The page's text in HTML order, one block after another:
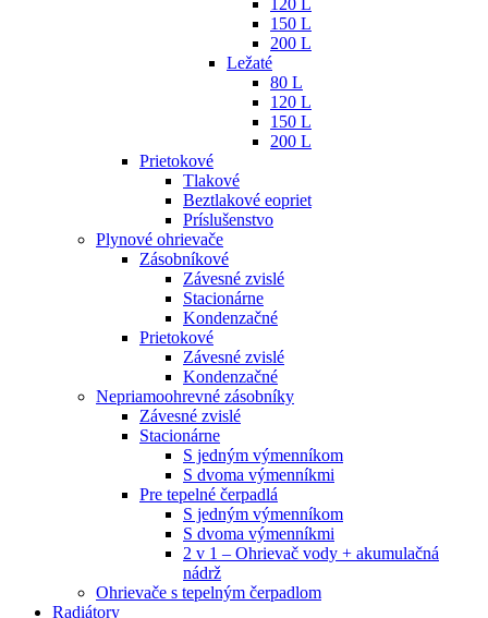
120 L
150 L
200 L
Ležaté
80 L
120 L
150 L
200 L
Prietokové
Tlakové
Beztlakové eopriet
Príslušenstvo
Plynové ohrievače
Zásobníkové
Závesné zvislé
Stacionárne
Kondenzačné
Prietokové
Závesné zvislé
Kondenzačné
Nepriamoohrevné zásobníky
Závesné zvislé
Stacionárne
S jedným výmenníkom
S dvoma výmenníkmi
Pre tepelné čerpadlá
S jedným výmenníkom
S dvoma výmenníkmi
2 v 1 – Ohrievač vody + akumulačná
nádrž
Ohrievače s tepelným čerpadlom
Radiátory